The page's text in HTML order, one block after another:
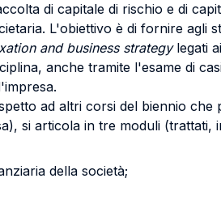
di capitale di rischio e di
L'obiettivo è di fornire agli
and business strategylegati
anche tramite l'esame di
ad altri corsi del biennio
si articola in tre moduli
della società;